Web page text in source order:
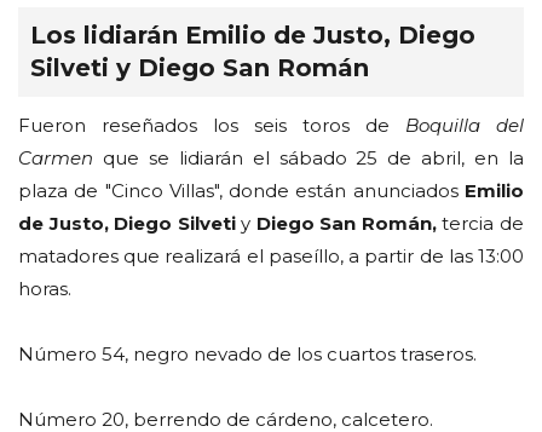
Los lidiarán Emilio de Justo, Diego
Silveti y Diego San Román
Fueron reseñados los seis toros de Boquilla del
Carmen que se lidiarán el sábado 25 de abril, en la
plaza de "Cinco Villas", donde están anunciados Emilio
de Justo, Diego Silvetiy Diego San Román,tercia de
matadores que realizará el paseíllo, a partir de las 13:00
horas.
Número 54, negro nevado de los cuartos traseros.
Número 20, berrendo de cárdeno, calcetero.